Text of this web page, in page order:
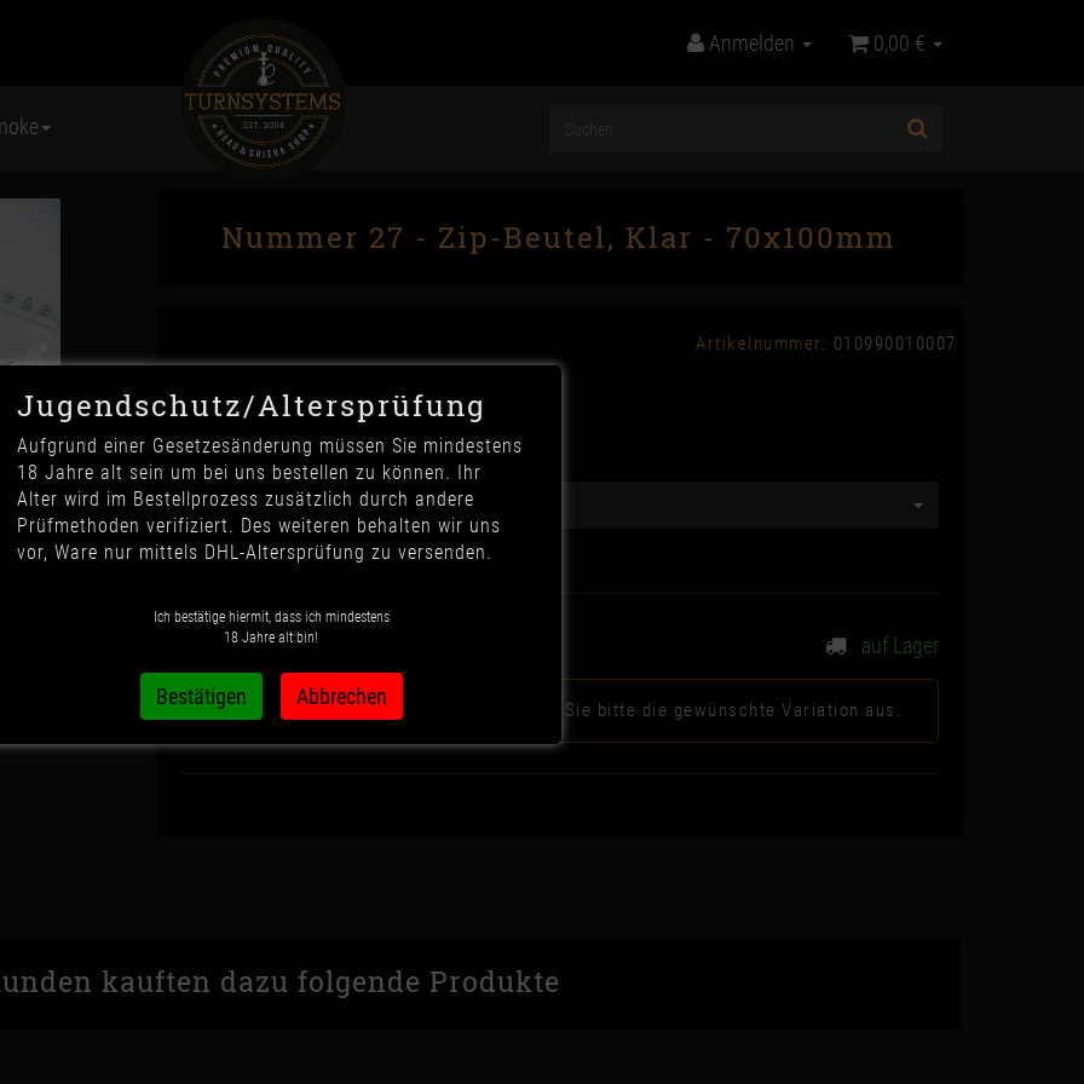
Anmelden 0,00 €
Nummer 27 - Zip-Beutel, Klar - 70x100mm
Artikelnummer: 010990010007
Anzahl
bitte wählen
auf Lager
Dieses Produkt hat Variationen. Wählen Sie bitte die gewünschte Variation aus.
kauften dazu folgende Produkte
Jugendschutz/Altersprüfung
Aufgrund einer Gesetzesänderung müssen Sie mindestens
18 Jahre alt sein um bei uns bestellen zu können. Ihr
Alter wird im Bestellprozess zusätzlich durch andere
Prüfmethoden verifiziert. Des weiteren behalten wir uns
vor, Ware nur mittels DHL-Altersprüfung zu versenden.
Ich bestätige hiermit, dass ich mindestens
18 Jahre alt bin!